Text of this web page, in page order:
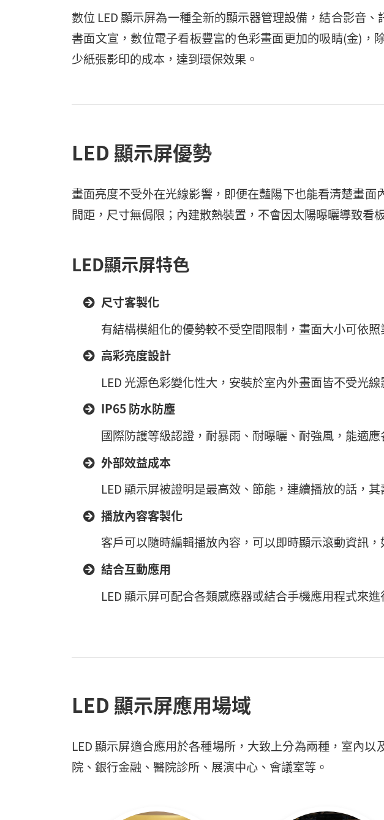
數位 LED 顯示屏為一種全新的顯示器管理設備，結合影音
書面文宣，數位電子看板豐富的色彩畫面更加的吸睛(金)
少紙張影印的成本，達到環保效果。
LED 顯示屏優勢
畫面亮度不受外在光線影響，即便在豔陽下也能看清楚畫
間距，尺寸無侷限；內建散熱裝置，不會因太陽曝曬導致看
LED顯示屏特色
尺寸客製化
有結構模組化的優勢較不受空間限制，畫面大小可依
高彩亮度設計
LED 光源色彩變化性大，安裝於室內外畫面皆不受光
IP65 防水防塵
國際防護等級認證，耐暴雨、耐曝曬、耐強風，能適
外部效益成本
LED 顯示屏被證明是最高效、節能，連續播放的話，
播放內容客製化
客戶可以隨時編輯播放內容，可以即時顯示滾動資訊
結合互動應用
LED 顯示屏可配合各類感應器或結合手機應用程式來
LED 顯示屏應用場域
LED 顯示屏適合應用於各種場所，大致上分為兩種，室內
院、銀行金融、醫院診所、展演中心、會議室等。